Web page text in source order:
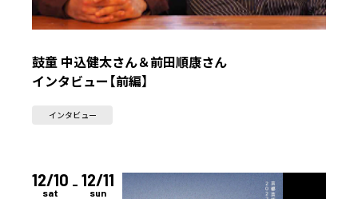
鼓童 中込健太さん＆前田順康さん
インタビュー【前編】
インタビュー
12/10
sat
12/11
sun